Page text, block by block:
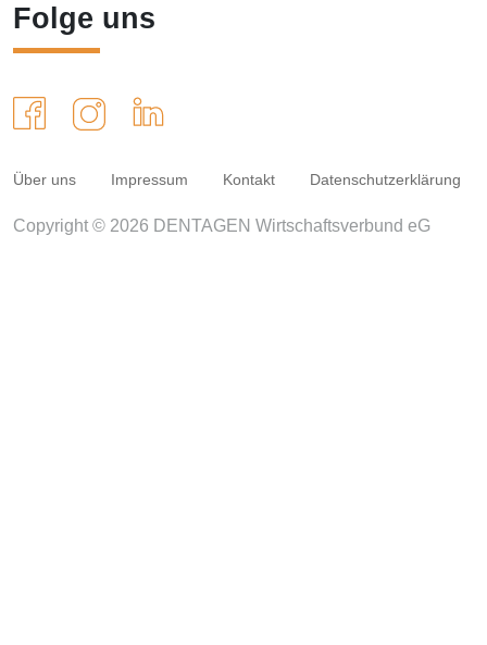
Folge uns
Über uns Impressum Kontakt Datenschutzerklärung
Copyright © 2026 DENTAGEN Wirtschaftsverbund eG